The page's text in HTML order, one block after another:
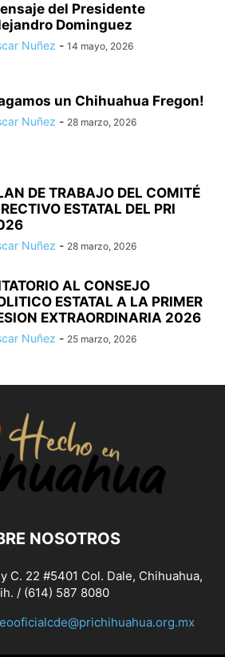
del Presidente
Dominguez
Nuñez - 14 mayo, 2026
un Chihuahua Fregon!
Nuñez - 28 marzo, 2026
DE TRABAJO DEL COMITÉ
ESTATAL DEL PRI
Nuñez - 28 marzo, 2026
AL CONSEJO
ESTATAL A LA PRIMER
EXTRAORDINARIA 2026
Nuñez - 25 marzo, 2026
NOSOTROS
C. 22 #5401 Col. Dale, Chihuahua,
/ (614) 587 8080